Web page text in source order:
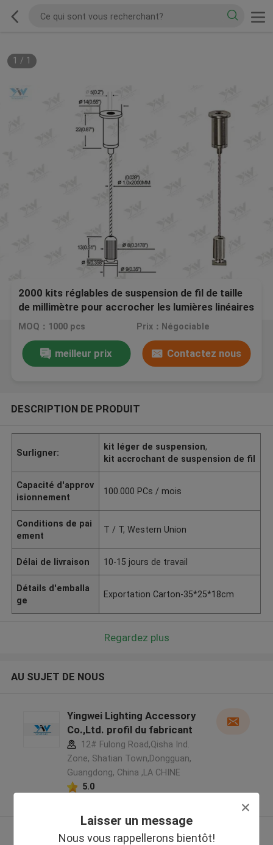
Laisser un message
Nous vous rappellerons bientôt!
1 / 1
2000 kits réglables de suspension de fil de taille
de millimètre pour accrocher les lumières linéaires
MOQ：1000 pcs Prix：Négociable
meilleur prix Contactez nous
DESCRIPTION DE PRODUIT
Surligner:
kit léger de suspension,
kit accrochant de suspension de fil
Capacité d'approv
isionnement
100.000 PCs / mois
Conditions de pai
ement
T / T, Western Union
Délai de livraison 10-15 jours de travail
Détails d'emballa
ge
Exportation Carton-35*25*18cm
Regardez plus
AU SUJET DE NOUS
Yingwei Lighting Accessory
Co.,Ltd. profil du fabricant
12# Fulong Road,Qisha Ind.
Zone, Shatian Town,Dongguan,
Guangdong, China ,LA CHINE
5.0
Regardez plus